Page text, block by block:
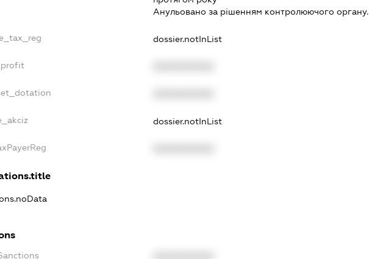
Анульовано за рiшенням контролюючого органу.
dossier.notInList
dossier.notInList